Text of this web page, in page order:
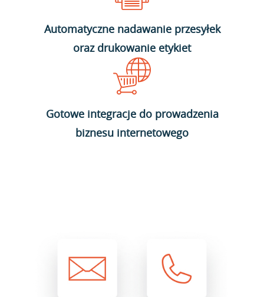
Automatyczne nadawanie przesyłek
oraz drukowanie etykiet
Gotowe integracje do prowadzenia
biznesu internetowego